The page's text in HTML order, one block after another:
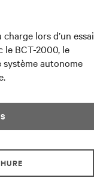
lors d’un essai
le BCT-2000, le
autonome